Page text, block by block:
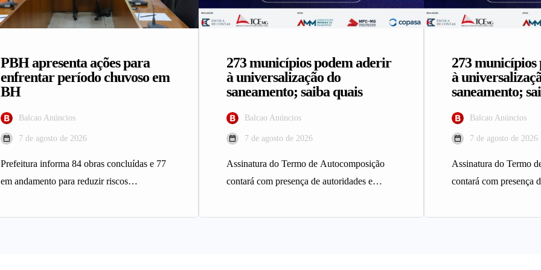
PBH apresenta ações para
enfrentar período chuvoso em
BH
Balcao Anúncios
7 de agosto de 2026
Prefeitura informa 84 obras concluídas e 77
em andamento para reduzir riscos
Horizonte…
273 municípios podem aderir
à universalização do
saneamento; saiba quais
Balcao Anúncios
7 de agosto de 2026
Assinatura do Termo de Autocomposição
contará com presença de autoridades e
municípios, no…
273
à
saneamento;
Balcao Anúncios
7 de agosto de 2026
Assinatura do Termo
contará com presença
municípios, no…